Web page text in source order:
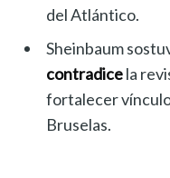
del Atlántico.
Sheinbaum
contradicela
fortalecer
Bruselas.